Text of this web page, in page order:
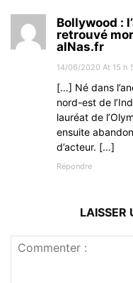
Bollywood :
retrouvé
alNas.fr
14/06/2020 At 15 h
[…] Né dans
nord-est de
lauréat de
ensuite
d’acteur. […]
Répondre
LAISSER